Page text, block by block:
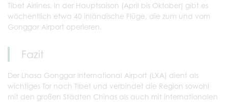
Tibet Airlines. In der Hauptsaison (April bis Oktober) gibt es
wöchentlich etwa 40 inländische Flüge, die zum und vom
Gonggar Airport operieren.
Fazit
Der Lhasa Gonggar International Airport (LXA) dient als
wichtiges Tor nach Tibet und verbindet die Region sowohl
mit den großen Städten Chinas als auch mit internationalen